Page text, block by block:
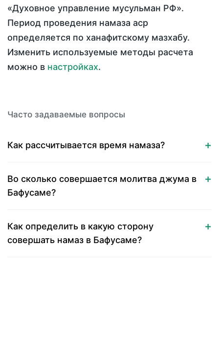
«Духовное управление мусульман РФ».
Период проведения намаза аср
определяется по ханафитскому мазхабу.
Изменить используемые методы расчета
можно в настройках.
Часто задаваемые вопросы
Как рассчитывается время намаза?
Во сколько совершается молитва джума в
Бафусаме?
Как определить в какую сторону
совершать намаз в Бафусаме?